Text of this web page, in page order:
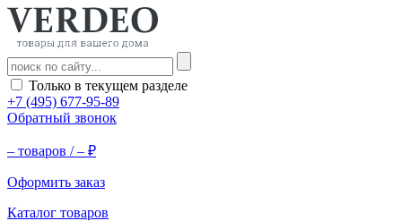
Только в текущем разделе
+7 (495) 677-95-89
Обратный звонок
– товаров /– ₽
Оформить заказ
Каталог товаров